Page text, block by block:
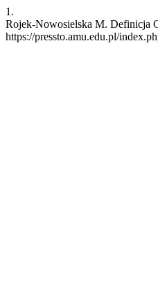
1.
Rojek-Nowosielska M. Definicja
https://pressto.amu.edu.pl/